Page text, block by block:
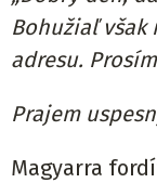
Bohužiaľ
adresu.
Prajem
Magyarra